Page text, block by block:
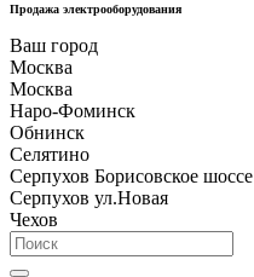
Продажа электрооборудования
Ваш город
Москва
Москва
Наро-Фоминск
Обнинск
Селятино
Серпухов Борисовское шоссе
Серпухов ул.Новая
Чехов